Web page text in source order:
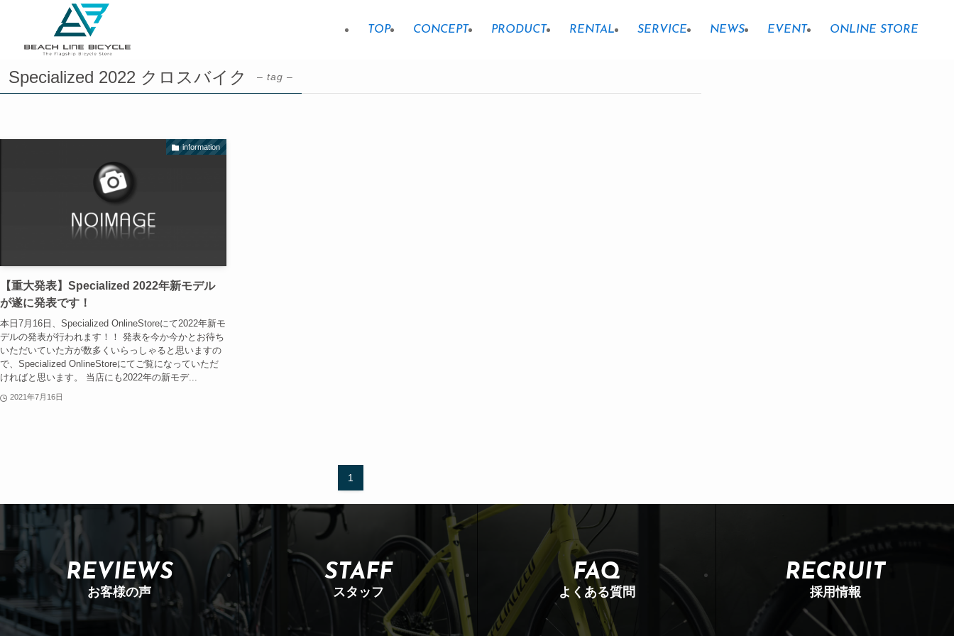
TOP CONCEPT PRODUCT RENTAL SERVICE NEWS EVENT ONLINE STORE
Specialized 2022 クロスバイク – tag –
information
【重大発表】Specialized 2022年新モデル
が遂に発表です！
本日7月16日、Specialized OnlineStoreにて2022年新モ
デルの発表が行われます！！ 発表を今か今かとお待ち
いただいていた方が数多くいらっしゃると思いますの
で、Specialized OnlineStoreにてご覧になっていただ
ければと思います。 当店にも2022年の新モデ...
2021年7月16日
1
REVIEWS
お客様の声
STAFF
スタッフ
FAQ
よくある質問
RECRUIT
採用情報